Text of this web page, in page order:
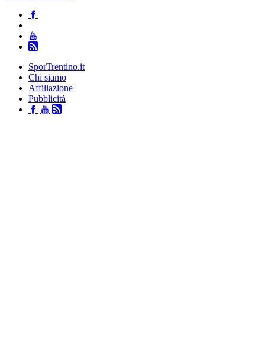
SporTrentino.it
Chi siamo
Affiliazione
Pubblicità